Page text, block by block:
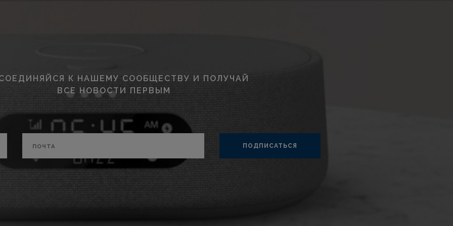
К НАШЕМУ СООБЩЕСТВУ И ПОЛУЧАЙ
ВСЕ НОВОСТИ ПЕРВЫМ
ПОДПИСАТЬСЯ